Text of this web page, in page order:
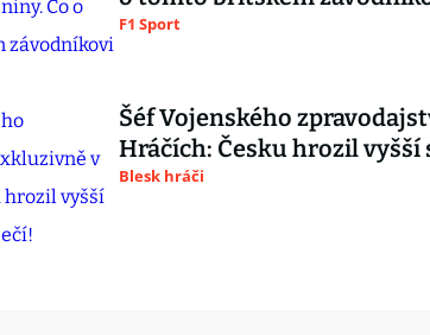
F1 Sport
Šéf Vojenského
Hráčích: Česku hrozil vyšší
Blesk hráči